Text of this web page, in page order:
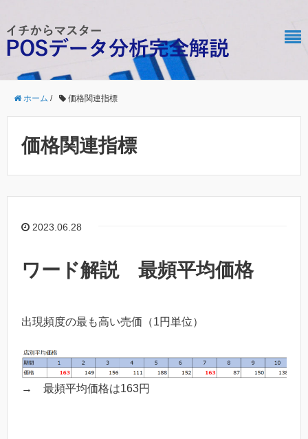
ホーム / 価格関連指標
価格関連指標
2023.06.28
ワード解説 最頻平均価格
出現頻度の最も高い売価（1円単位）
→ 最頻平均価格は163円